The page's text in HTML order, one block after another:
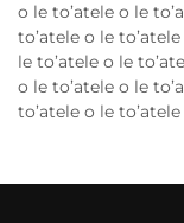
o le to’atele o le
to’atele o le
le to’atele o le
o le to’atele o le
to’atele o le to’atele